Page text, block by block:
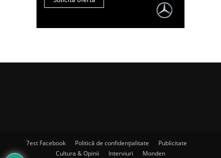
7est Facebook Politică de confidențialitate
Publicitate
Cultura & Opinii
Interviuri Monden